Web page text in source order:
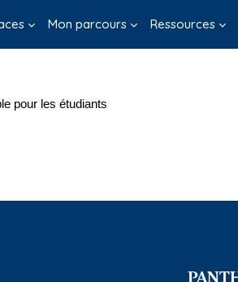
Mon parcours Ressources
pour les étudiants